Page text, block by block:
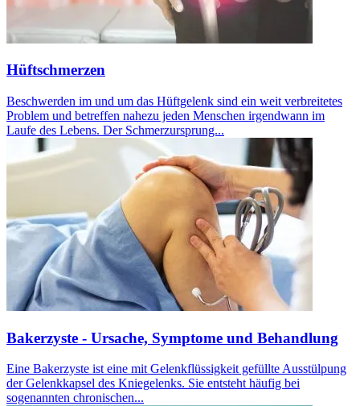
Hüftschmerzen
Beschwerden im und um das Hüftgelenk sind ein weit verbreitetes
Problem und betreffen nahezu jeden Menschen irgendwann im
Laufe des Lebens. Der Schmerzursprung...
Bakerzyste - Ursache, Symptome und Behandlung
Eine Bakerzyste ist eine mit Gelenkflüssigkeit gefüllte Ausstülpung
der Gelenkkapsel des Kniegelenks. Sie entsteht häufig bei
sogenannten chronischen...